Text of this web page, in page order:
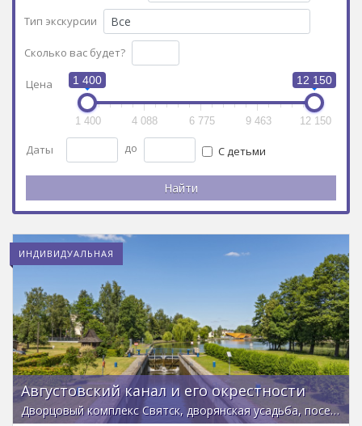
Тип экскурсии
Сколько вас будет?
Цена 1 400 12 150
1 400 4 088 6 775 9 463 12 150
Даты до С детьми
ИНДИВИДУАЛЬНАЯ
Августовский канал и его окрестности
Дворцовый комплекс Святск, дворянская усадьба, поселок Сопоцкин и прогулка на теплоходе за 1 день